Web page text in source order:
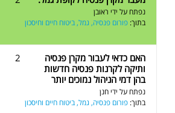
נפתח על ידי ראובן
בתוך: פורום פנסיה, גמל, ביטוח חיים וחיסכון
האם כדאי לעבור מקרן פנסיה
ותיקה לקרנות פנסיה חדשות
בהן דמי הניהול נמוכים יותר
נפתח על ידיחנן
בתוך: פורום פנסיה, גמל, ביטוח חיים וחיסכון
2